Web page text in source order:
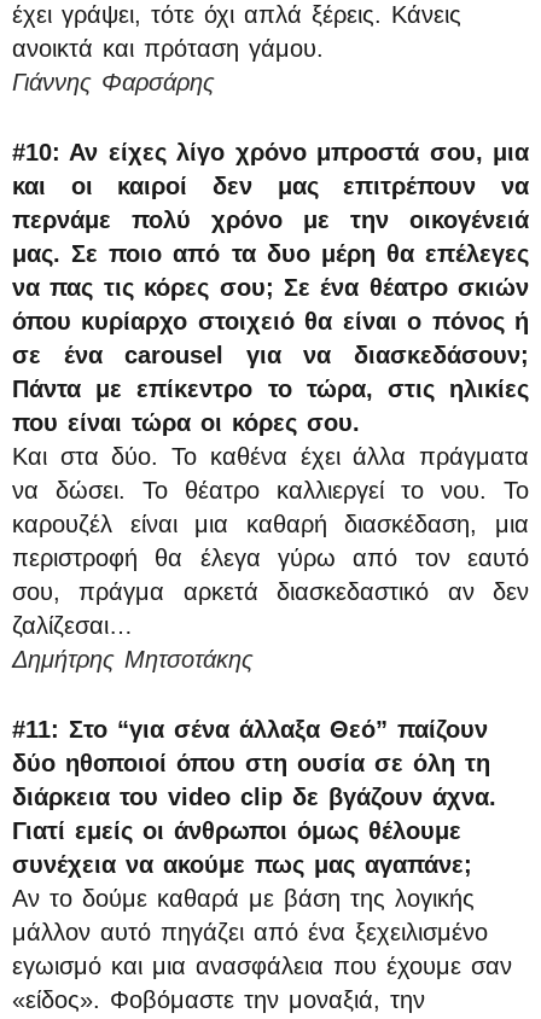
έχει γράψει, τότε όχι απλά ξέρεις. Κάνεις
ανοικτά και πρόταση γάμου.
Γιάννης Φαρσάρης
#10: Αν είχες λίγο χρόνο μπροστά σου, μια
και οι καιροί δεν μας επιτρέπουν να
περνάμε πολύ χρόνο με την οικογένειά
μας. Σε ποιο από τα δυο μέρη θα επέλεγες
να πας τις κόρες σου; Σε ένα θέατρο σκιών
όπου κυρίαρχο στοιχειό θα είναι ο πόνος ή
σε ένα carousel για να διασκεδάσουν;
Πάντα με επίκεντρο το τώρα, στις ηλικίες
που είναι τώρα οι κόρες σου.
Και στα δύο. Το καθένα έχει άλλα πράγματα
να δώσει. Το θέατρο καλλιεργεί το νου. Το
καρουζέλ είναι μια καθαρή διασκέδαση, μια
περιστροφή θα έλεγα γύρω από τον εαυτό
σου, πράγμα αρκετά διασκεδαστικό αν δεν
ζαλίζεσαι…
Δημήτρης Μητσοτάκης
#11: Στο “για σένα άλλαξα Θεό” παίζουν
δύο ηθοποιοί όπου στη ουσία σε όλη τη
διάρκεια του video clip δε βγάζουν άχνα.
Γιατί εμείς οι άνθρωποι όμως θέλουμε
συνέχεια να ακούμε πως μας αγαπάνε;
Αν το δούμε καθαρά με βάση της λογικής
μάλλον αυτό πηγάζει από ένα ξεχειλισμένο
εγωισμό και μια ανασφάλεια που έχουμε σαν
«είδος». Φοβόμαστε την μοναξιά, την